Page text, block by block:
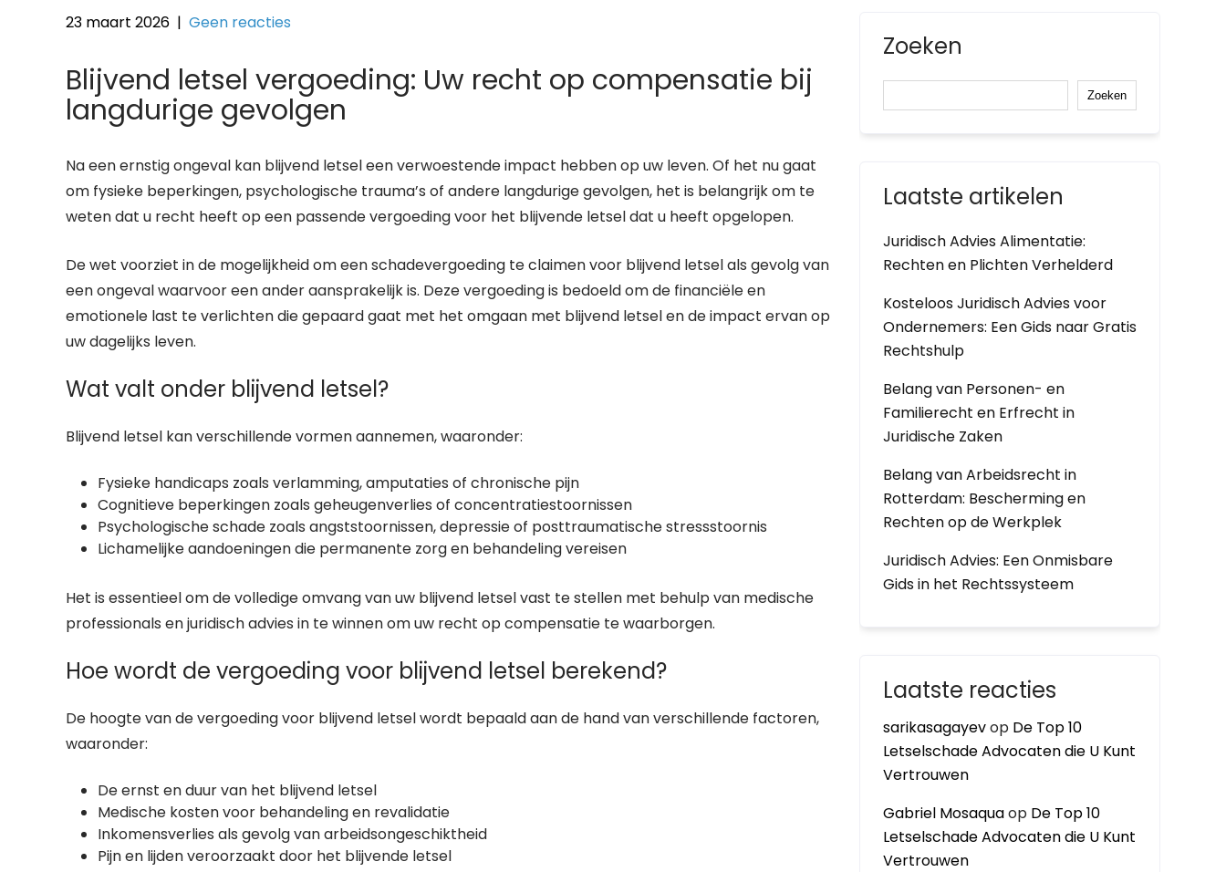
23 maart 2026 | Geen reacties
Blijvend letsel vergoeding: Uw recht op compensatie bij
langdurige gevolgen
Na een ernstig ongeval kan blijvend letsel een verwoestende impact hebben op uw leven. Of het nu gaat
om fysieke beperkingen, psychologische trauma’s of andere langdurige gevolgen, het is belangrijk om te
weten dat u recht heeft op een passende vergoeding voor het blijvende letsel dat u heeft opgelopen.
De wet voorziet in de mogelijkheid om een schadevergoeding te claimen voor blijvend letsel als gevolg van
een ongeval waarvoor een ander aansprakelijk is. Deze vergoeding is bedoeld om de financiële en
emotionele last te verlichten die gepaard gaat met het omgaan met blijvend letsel en de impact ervan op
uw dagelijks leven.
Wat valt onder blijvend letsel?
Blijvend letsel kan verschillende vormen aannemen, waaronder:
Fysieke handicaps zoals verlamming, amputaties of chronische pijn
Cognitieve beperkingen zoals geheugenverlies of concentratiestoornissen
Psychologische schade zoals angststoornissen, depressie of posttraumatische stressstoornis
Lichamelijke aandoeningen die permanente zorg en behandeling vereisen
Het is essentieel om de volledige omvang van uw blijvend letsel vast te stellen met behulp van medische
professionals en juridisch advies in te winnen om uw recht op compensatie te waarborgen.
Hoe wordt de vergoeding voor blijvend letsel berekend?
De hoogte van de vergoeding voor blijvend letsel wordt bepaald aan de hand van verschillende factoren,
waaronder:
De ernst en duur van het blijvend letsel
Medische kosten voor behandeling en revalidatie
Inkomensverlies als gevolg van arbeidsongeschiktheid
Pijn en lijden veroorzaakt door het blijvende letsel
Zoeken
Zoeken
Laatste artikelen
Juridisch Advies Alimentatie:
Rechten en Plichten Verhelderd
Kosteloos Juridisch Advies voor
Ondernemers: Een Gids naar Gratis
Rechtshulp
Belang van Personen- en
Familierecht en Erfrecht in
Juridische Zaken
Belang van Arbeidsrecht in
Rotterdam: Bescherming en
Rechten op de Werkplek
Juridisch Advies: Een Onmisbare
Gids in het Rechtssysteem
Laatste reacties
sarikasagayevop De Top 10
Letselschade Advocaten die U Kunt
Vertrouwen
Gabriel Mosaquaop De Top 10
Letselschade Advocaten die U Kunt
Vertrouwen